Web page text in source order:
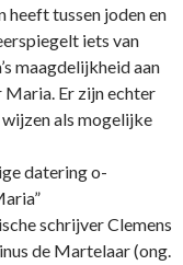
heeft tussen joden en
iets van
maagdelijkheid aan
Maria. Er zijn echter
als mogelijke
datering o­
schrijver Clemens
de Martelaar (ong.